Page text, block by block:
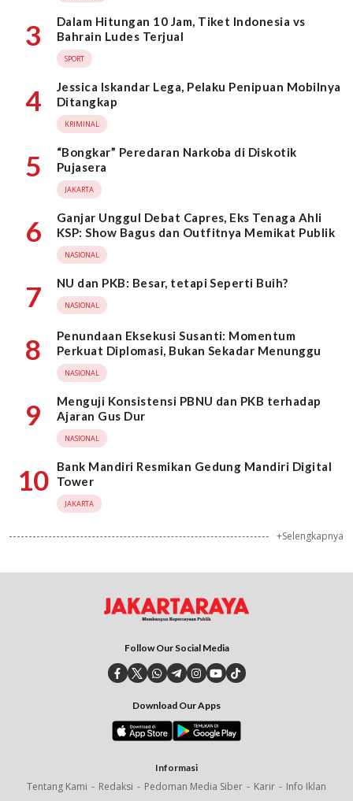
3
Dalam Hitungan 10 Jam, Tiket Indonesia vs
Bahrain Ludes Terjual
SPORT
4
Jessica Iskandar Lega, Pelaku Penipuan Mobilnya
Ditangkap
KRIMINAL
5
“Bongkar” Peredaran Narkoba di Diskotik
Pujasera
JAKARTA
6
Ganjar Unggul Debat Capres, Eks Tenaga Ahli
KSP: Show Bagus dan Outfitnya Memikat Publik
NASIONAL
7 NU dan PKB: Besar, tetapi Seperti Buih?
NASIONAL
8
Penundaan Eksekusi Susanti: Momentum
Perkuat Diplomasi, Bukan Sekadar Menunggu
NASIONAL
9
Menguji Konsistensi PBNU dan PKB terhadap
Ajaran Gus Dur
NASIONAL
10
Bank Mandiri Resmikan Gedung Mandiri Digital
Tower
JAKARTA
+Selengkapnya
Follow Our Social Media
Download Our Apps
Informasi
Tentang Kami Redaksi Pedoman Media Siber Karir Info Iklan